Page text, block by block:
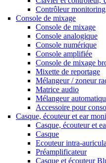
Contrôleur monitoring
Console de mixage
Console de mixage
Console analogique
Console numérique
Console amplifiée
Console de mixage
Mixette de reportage
Mélangeur / zoneur
Matrice audio
Mélangeur
Accessoire pour
Casque, écouteur et ear
Casque, écouteur et
Casque
Ecouteur intra-
Préamplificateur
Casque et écouteur